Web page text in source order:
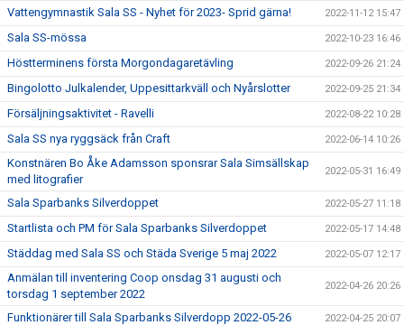
Vattengymnastik Sala SS - Nyhet för 2023- Sprid gärna! 2022-11-12 15:47
Sala SS-mössa 2022-10-23 16:46
Höstterminens första Morgondagaretävling 2022-09-26 21:24
Bingolotto Julkalender, Uppesittarkväll och Nyårslotter 2022-09-25 21:34
Försäljningsaktivitet - Ravelli 2022-08-22 10:28
Sala SS nya ryggsäck från Craft 2022-06-14 10:26
Konstnären Bo Åke Adamsson sponsrar Sala Simsällskap
med litografier
2022-05-31 16:49
Sala Sparbanks Silverdoppet 2022-05-27 11:18
Startlista och PM för Sala Sparbanks Silverdoppet 2022-05-17 14:48
Städdag med Sala SS och Städa Sverige 5 maj 2022 2022-05-07 12:17
Anmälan till inventering Coop onsdag 31 augusti och
torsdag 1 september 2022
2022-04-26 20:26
Funktionärer till Sala Sparbanks Silverdopp 2022-05-26 2022-04-25 20:07